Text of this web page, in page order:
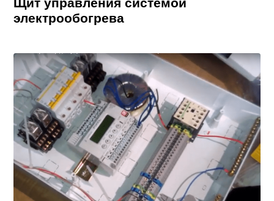
Щит управления системой
электрообогрева